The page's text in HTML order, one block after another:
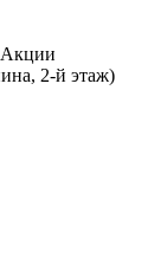
Акции
2-й этаж)